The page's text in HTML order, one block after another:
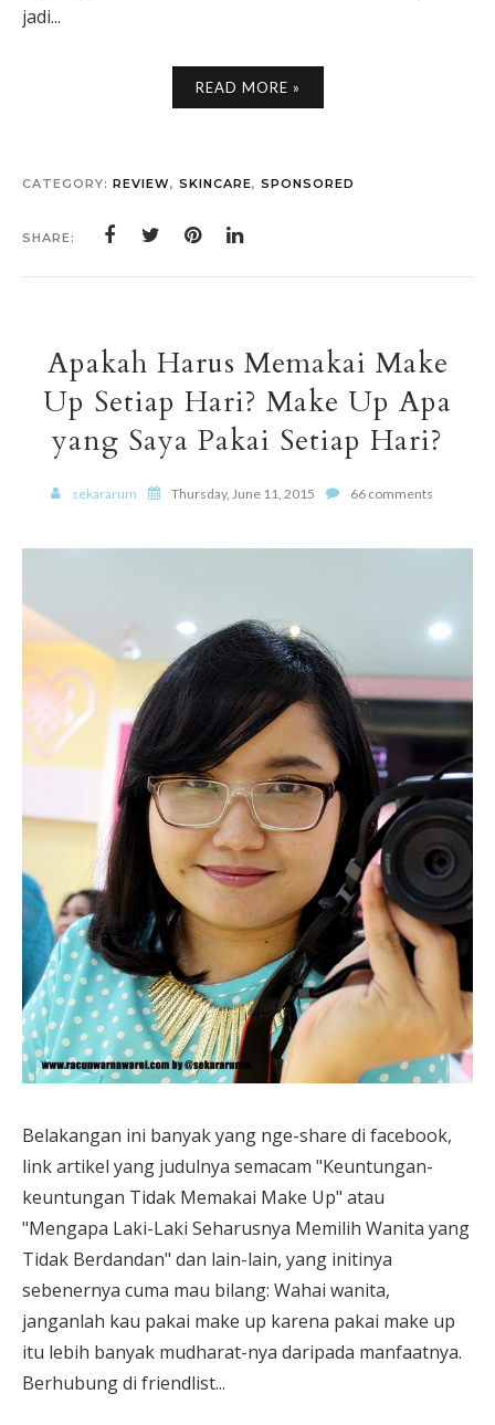
jadi...
READ MORE »
CATEGORY: REVIEW, SKINCARE, SPONSORED
SHARE:
Apakah Harus Memakai Make
Up Setiap Hari? Make Up Apa
yang Saya Pakai Setiap Hari?
sekararum Thursday, June 11, 2015 66 comments
Belakangan ini banyak yang nge-share di facebook,
link artikel yang judulnya semacam "Keuntungan-
keuntungan Tidak Memakai Make Up" atau
"Mengapa Laki-Laki Seharusnya Memilih Wanita yang
Tidak Berdandan" dan lain-lain, yang initinya
sebenernya cuma mau bilang: Wahai wanita,
janganlah kau pakai make up karena pakai make up
itu lebih banyak mudharat-nya daripada manfaatnya.
Berhubung di friendlist...